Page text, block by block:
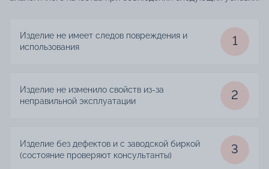
Изделие не имеет следов повреждения и
использования
1
Изделие не изменило свойств из-за
неправильной эксплуатации
2
Изделие без дефектов и с заводской биркой
(состояние проверяют консультанты)
3